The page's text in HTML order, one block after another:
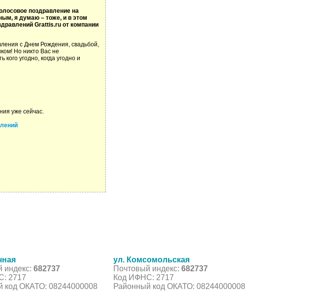
поздравление на
я думаю – тоже, и в этом
Grattis.ru от компании
с Днем Рождения, свадьбой,
Но никто Вас не
угодно, когда угодно и
уже сейчас.
индекс: 682737
2717
код ОКАТО: 08244000008
ул. Комсомольская
Почтовый индекс: 682737
Код ИФНС: 2717
Районный код ОКАТО: 08244000008